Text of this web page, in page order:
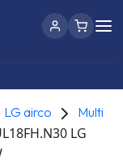
LG airco
Multi
LG